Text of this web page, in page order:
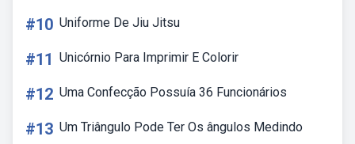
#10 Uniforme De Jiu Jitsu
#11 Unicórnio Para Imprimir E Colorir
#12 Uma Confecção Possuía 36 Funcionários
#13 Um Triângulo Pode Ter Os ângulos Medindo